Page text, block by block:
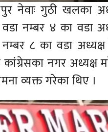
नेवाः गुठी खलका
नम्बर ४ का वडा
८ का वडा
कांग्रेसका नगर अध्यक्ष
व्यक्त गरेका थिए ।